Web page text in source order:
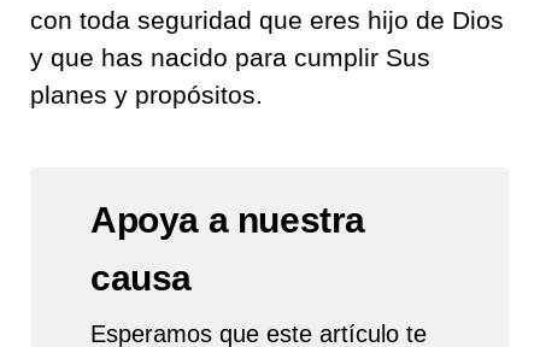
con toda seguridad que eres hijo de Dios
y que has nacido para cumplir Sus
planes y propósitos.
Apoya a nuestra
causa
Esperamos que este artículo te